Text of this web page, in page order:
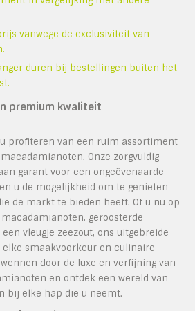
vanwege de exclusiviteit van
duren bij bestellingen buiten het
premium kwaliteit
profiteren van een ruim assortiment
Onze zorgvuldig
garant voor een ongeëvenaarde
u de mogelijkheid om te genieten
de markt te bieden heeft. Of u nu op
geroosterde
vleugje zeezout, ons uitgebreide
smaakvoorkeur en culinaire
door de luxe en verfijning van
en ontdek een wereld van
bij elke hap die u neemt.